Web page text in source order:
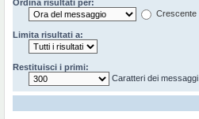
Ordina risultati per:
Crescente
Limita risultati a:
Restituisci i primi:
Caratteri dei messaggi